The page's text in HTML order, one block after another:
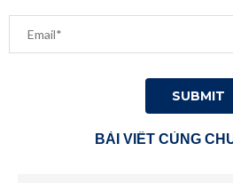
BÀI VIẾT CÙNG